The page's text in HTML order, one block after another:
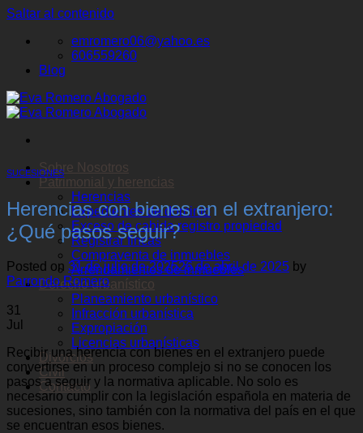
Saltar al contenido
emromero06@yahoo.es
606559260
Blog
Sobre Nosotros
Patrimonial y herencias
Herencias
Expedientes de dominio
Exceso de cabida registro propiedad
Registrar fincas
Compraventa de inmuebles
Arrendamientos de inmuebles
Derecho urbanístico
Planeamiento urbanístico
Infracción urbanística
Expropiación
Licencias urbanísticas
Divorcios
Civil
Contacto
SUCESIONES
Herencias con bienes en el extranjero:
¿Qué pasos seguir?
Posted on 31 de julio de 202526 de abril de 2025 by
Parrondo Romero
31
Jul
Recibir una herencia con bienes en el extranjero puede
convertirse en un proceso complejo si no se conocen los
pasos a seguir y la normativa aplicable. No solo es
necesario cumplir con la legislación española en materia de
sucesiones, sino también con la normativa del país en el que
se encuentran esos bienes.